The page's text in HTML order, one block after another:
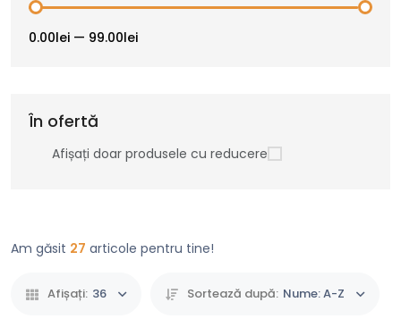
0.00lei — 99.00lei
În ofertă
Afișați doar produsele cu reducere
Am găsit 27 articole pentru tine!
Afișați: 36 Sortează după: Nume: A-Z